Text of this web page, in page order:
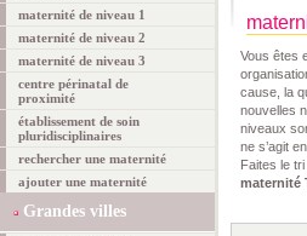
maternité de niveau 1
maternité de niveau 2
maternité de niveau 3
centre périnatal de
proximité
établissement de soin
pluridisciplinaires
rechercher une maternité
ajouter une maternité
Grandes villes
Vous êtes
cause, la
nouvelles
niveaux
ne s’agit
Faites le tri
maternité